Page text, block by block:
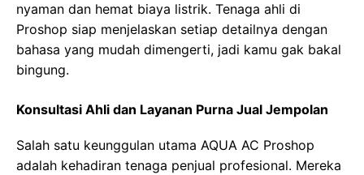
nyaman dan hemat biaya listrik. Tenaga ahli di
Proshop siap menjelaskan setiap detailnya dengan
bahasa yang mudah dimengerti, jadi kamu gak bakal
bingung.
Konsultasi Ahli dan Layanan Purna Jual Jempolan
Salah satu keunggulan utama AQUA AC Proshop
adalah kehadiran tenaga penjual profesional. Mereka